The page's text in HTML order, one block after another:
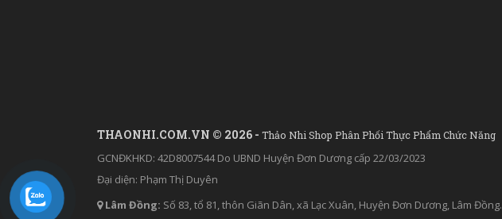
THAONHI.COM.VN © 2026 - Thảo Nhi Shop Phân Phối Thực Phẩm Chức Năng
GCNĐKHKD: 42D8007544 Do UBND Huyện Đơn Dương cấp 22/03/2023
Đại diện: Phạm Thị Duyên
Lâm Đồng: Số 83, tổ 81, thôn Giãn Dân, xã Lạc Xuân, Huyện Đơn Dương, Lâm Đồng.